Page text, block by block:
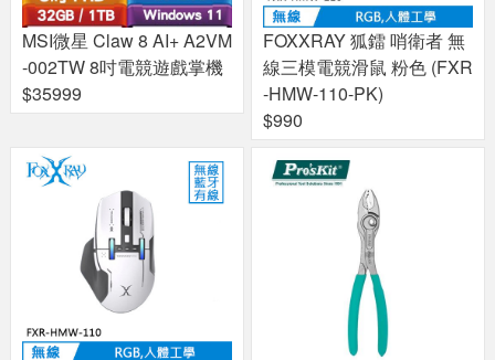
MSI微星 Claw 8 AI+ A2VM
-002TW 8吋電競遊戲掌機
$35999
FOXXRAY 狐鐳 哨衛者 無
線三模電競滑鼠 粉色 (FXR
-HMW-110-PK)
$990